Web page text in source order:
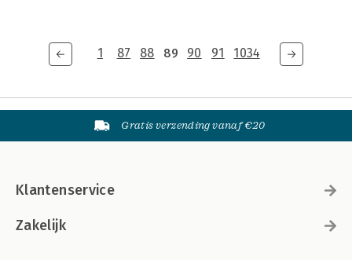
1 87 88 89 90 91 1034
Gratis verzending vanaf €20
Klantenservice
Zakelijk